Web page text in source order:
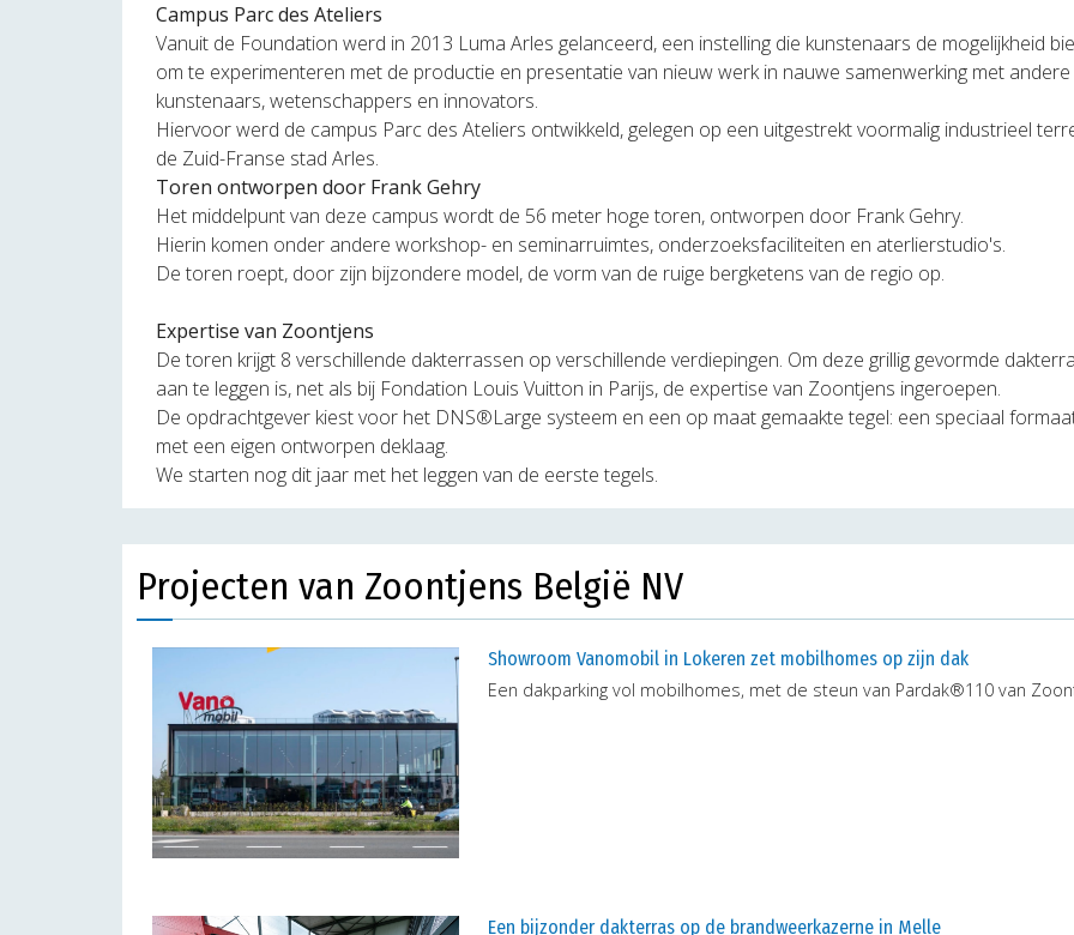
Campus Parc des Ateliers
Vanuit de Foundation werd in 2013 Luma Arles gelanceerd, een instelling die kunstenaars de mogelijkheid
om te experimenteren met de productie en presentatie van nieuw werk in nauwe samenwerking met andere
kunstenaars, wetenschappers en innovators.
Hiervoor werd de campus Parc des Ateliers ontwikkeld, gelegen op een uitgestrekt voormalig industrieel
de Zuid-Franse stad Arles.
Toren ontworpen door Frank Gehry
Het middelpunt van deze campus wordt de 56 meter hoge toren, ontworpen door Frank Gehry.
Hierin komen onder andere workshop- en seminarruimtes, onderzoeksfaciliteiten en aterlierstudio's.
De toren roept, door zijn bijzondere model, de vorm van de ruige bergketens van de regio op.
Expertise van Zoontjens
De toren krijgt 8 verschillende dakterrassen op verschillende verdiepingen. Om deze grillig gevormde
aan te leggen is, net als bij Fondation Louis Vuitton in Parijs, de expertise van Zoontjens ingeroepen.
De opdrachtgever kiest voor het DNS®Large systeem en een op maat gemaakte tegel: een speciaal
met een eigen ontworpen deklaag.
We starten nog dit jaar met het leggen van de eerste tegels.
Projecten van Zoontjens België NV
Showroom Vanomobil in Lokeren zet mobilhomes op zijn dak
Een dakparking vol mobilhomes, met de steun van Pardak®110 van
Een bijzonder dakterras op de brandweerkazerne in Melle